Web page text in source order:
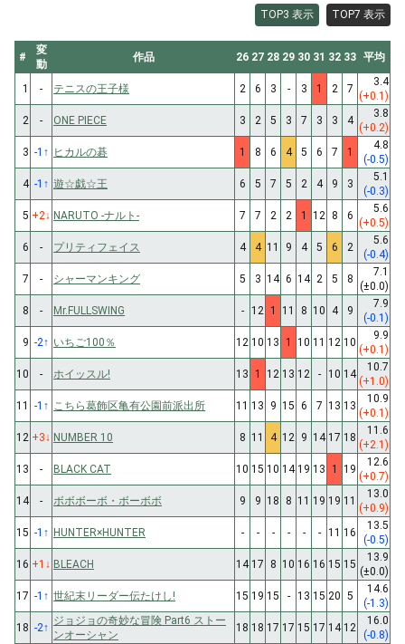
TOP3 表示 TOP7 表示
#
変
動
作品 26 27 28 29 30 31 32 33 平均
1 - テニスの王子様 2 6 3 - 3 1 2 7
3.4
(+0.1)
2
- ONE PIECE 3 2 5 3 7 3 3 4
3.8
(+0.2)
3 -1 ↑ ヒカルの碁 1 8 6 4 5 6 7 1
4.8
(-0.5)
4 -1 ↑ 遊☆戯☆王 6 5 7 5 2 4 9 3
5.1
(-0.3)
5 +2↓ NARUTO -ナルト- 7 7 2 2 1 12 8 6
5.6
(+0.5)
6
- プリティフェイス 4 4 11 9 4 5 6 2
5.6
(-0.4)
7
- シャーマンキング 5 3 14 6 14 2 5 8
7.1
(±0.0)
8
- Mr.FULLSWING - 12 1 11 8 10 4 9
7.9
(-0.1)
9 -2↑ いちご100％ 12 10 13 1 10 11 12 10
9.9
(+0.1)
10
- ホイッスル! 13 1 12 13 12 - 10 14
10.7
(+1.0)
11
-1 ↑ こちら葛飾区亀有公園前派出所 11 13 9 15 6 7 13 13
10.9
(+0.1)
12 +3↓ NUMBER 10 8 11 4 12 9 14 17 18
11.6
(+2.1)
13
- BLACK CAT 10 15 10 14 19 13 1 19
12.6
(+0.7)
14
- ボボボーボ・ボーボボ 9 9 18 8 11 19 19 11
13.0
(+0.9)
15 -1 ↑ HUNTER×HUNTER - - - - - - 11 16
13.5
(-0.5)
16 +1 ↓ BLEACH 14 17 8 10 16 16 15 15
13.9
(±0.0)
17 -1 ↑ 世紀末リーダー伝たけし! 15 19 15 - 13 15 20 5
14.6
(-1.3)
18 -2↑
ジョジョの奇妙な冒険 Part6 ストー
ンオーシャン
18 18 17 17 15 17 14 12
16.0
(-0.8)